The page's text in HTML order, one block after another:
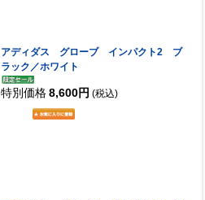
アディダス グローブ インパクト2 ブ
ラック／ホワイト
特別価格 8,600円 (税込)